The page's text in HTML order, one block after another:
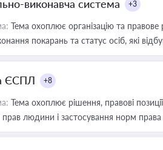
виконавча система +3
Тема охоплює організацію та правове
покарань та статус осіб, які
ЄСПЛ +8
Тема охоплює рішення, правові
людини і застосування норм права